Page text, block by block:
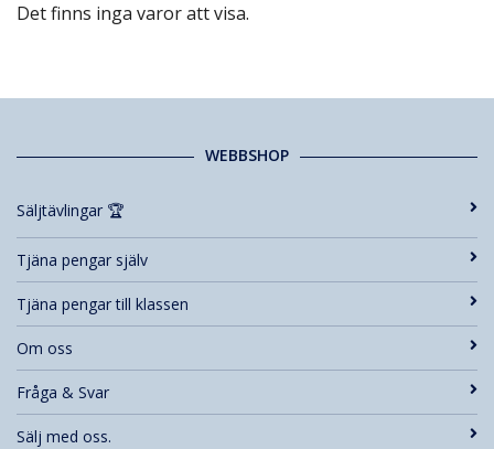
Det finns inga varor att visa.
WEBBSHOP
Säljtävlingar 🏆
Tjäna pengar själv
Tjäna pengar till klassen
Om oss
Fråga & Svar
Sälj med oss.